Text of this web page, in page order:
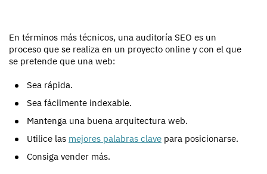
En términos más técnicos, una auditoría SEO es un
proceso que se realiza en un proyecto online y con el que
se pretende que una web:
Sea rápida.
Sea fácilmente indexable.
Mantenga una buena arquitectura web.
Utilice las mejores palabras clave para posicionarse.
Consiga vender más.